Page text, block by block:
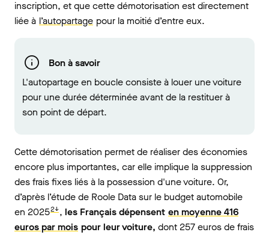
inscription, et que cette démotorisation est directement
liée à l’autopartage pour la moitié d’entre eux.
Bon à savoir
L'autopartage en boucle consiste à louer une voiture
pour une durée déterminée avant de la restituer à
son point de départ.
Cette démotorisation permet de réaliser des économies
encore plus importantes, car elle implique la suppression
des frais fixes liés à la possession d'une voiture. Or,
d’après l’étude de Roole Data sur le budget automobile
en 20252↓, les Français dépensent en moyenne 416
euros par mois pour leur voiture, dont 257 euros de frais